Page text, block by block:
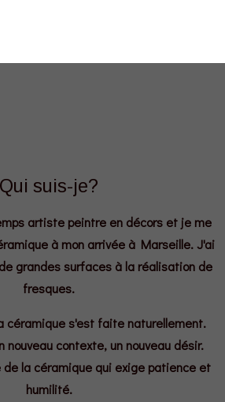
Qui suis-je?
artiste peintre en décors et je me
à mon arrivée à Marseille. J'ai
grandes surfaces à la réalisation de
fresques.
céramique s'est faite naturellement.
nouveau contexte, un nouveau désir.
la céramique qui exige patience et
humilité.